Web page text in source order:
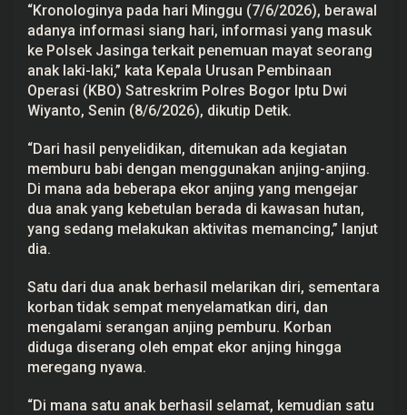
g
a
e
w
s
“Kronologinya pada hari Minggu (7/6/2026), berawal
adanya informasi siang hari, informasi yang masuk
ke Polsek Jasinga terkait penemuan mayat seorang
anak laki-laki,” kata Kepala Urusan Pembinaan
Operasi (KBO) Satreskrim Polres Bogor Iptu Dwi
Wiyanto, Senin (8/6/2026), dikutip Detik.
“Dari hasil penyelidikan, ditemukan ada kegiatan
memburu babi dengan menggunakan anjing-anjing.
Di mana ada beberapa ekor anjing yang mengejar
dua anak yang kebetulan berada di kawasan hutan,
yang sedang melakukan aktivitas memancing,” lanjut
dia.
Satu dari dua anak berhasil melarikan diri, sementara
korban tidak sempat menyelamatkan diri, dan
mengalami serangan anjing pemburu. Korban
diduga diserang oleh empat ekor anjing hingga
meregang nyawa.
“Di mana satu anak berhasil selamat, kemudian satu